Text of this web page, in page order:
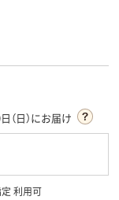
（日）にお届け
利用可